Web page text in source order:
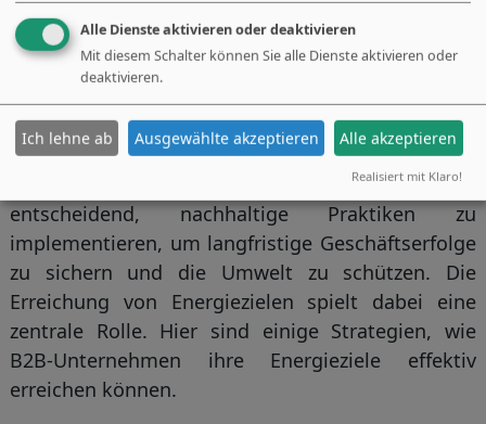
In der heutigen Geschäftswelt gewinnt
Nachhaltigkeit zunehmend an Bedeutung.
Besonders für B2B-Unternehmen ist es
entscheidend, nachhaltige Praktiken zu
implementieren, um langfristige Geschäftserfolge
zu sichern und die Umwelt zu schützen. Die
Erreichung von Energiezielen spielt dabei eine
zentrale Rolle. Hier sind einige Strategien, wie
B2B-Unternehmen ihre Energieziele effektiv
erreichen können.
Alle Dienste aktivieren oder deaktivieren
Mit diesem Schalter können Sie alle Dienste aktivieren oder
deaktivieren.
Ich lehne ab Ausgewählte akzeptieren Alle akzeptieren
Realisiert mit Klaro!